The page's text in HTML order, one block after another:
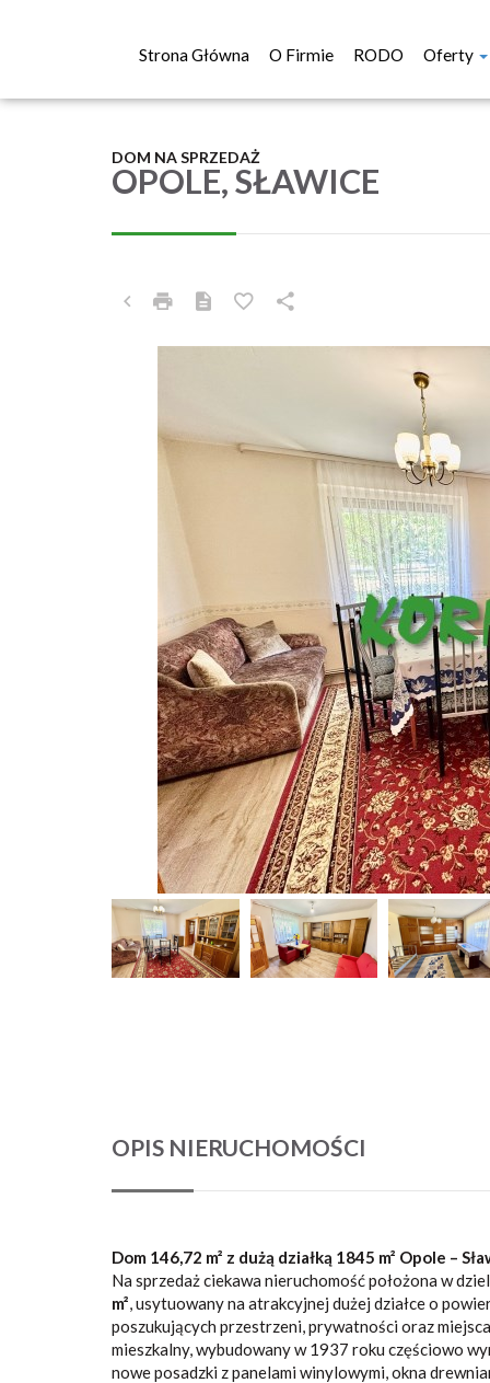
Strona Główna O Firmie RODO Oferty
OPOLE, SŁAWICE
DOM NA SPRZEDAŻ
OPIS NIERUCHOMOŚCI
Dom 146,72 m² z dużą działką 1845 m² Opole –
Na sprzedaż ciekawa nieruchomość położona w
m², usytuowany na atrakcyjnej dużej działce o
poszukujących przestrzeni, prywatności oraz
mieszkalny, wybudowany w 1937 roku częściowo
nowe posadzki z panelami winylowymi, okna